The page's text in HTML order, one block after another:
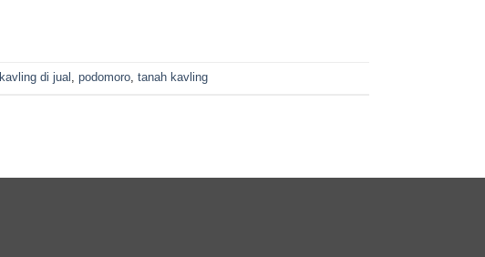
kavling di jual , podomoro, tanah kavling